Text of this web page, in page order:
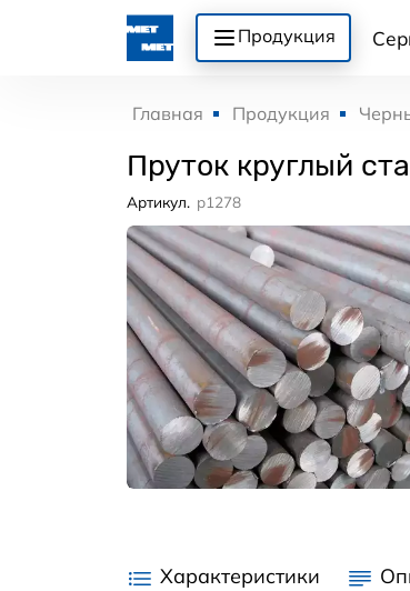
Продукция
Главная Продукция
Пруток круглый
Артикул. p1278
Характеристики